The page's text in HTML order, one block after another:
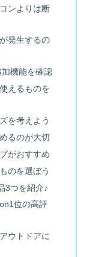
ンよりは断
発生するの
機能を確認
えるものを
を考えよう
るのが大切
がおすすめ
のを選ぼう
3つを紹介♪
位の高評
ウトドアに